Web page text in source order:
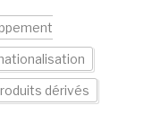
dérivés